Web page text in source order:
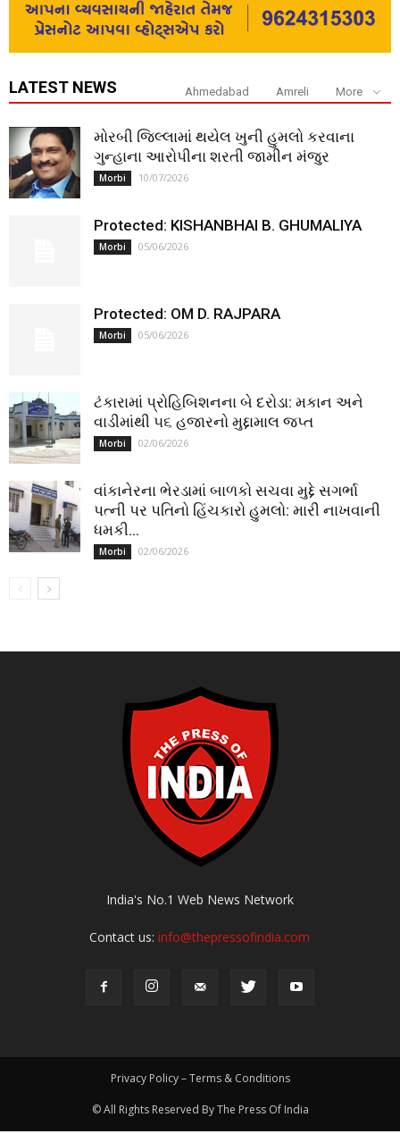
LATEST NEWS Ahmedabad Amreli More
મોરબી જિલ્લામાં થયેલ ખુની હુમલો કરવાના
ગુન્હાના આરોપીના શરતી જામીન મંજુર
Morbi 10/07/2026
Protected: KISHANBHAI B. GHUMALIYA
Morbi 05/06/2026
Protected: OM D. RAJPARA
Morbi 05/06/2026
ટંકારામાં પ્રોહિબિશનના બે દરોડા: મકાન અને
વાડીમાંથી ૫૬ હજારનો મુદ્દામાલ જપ્ત
Morbi 02/06/2026
વાંકાનેરના ભેરડામાં બાળકો સચવા મુદ્દે સગર્ભા
પત્ની પર પતિનો હિંચકારો હુમલો: મારી નાખવાની
ધમકી...
Morbi 02/06/2026
India's No.1 Web News Network
Contact us:info@thepressofindia.com
Privacy Policy – Terms & Conditions
© All Rights Reserved By The Press Of India